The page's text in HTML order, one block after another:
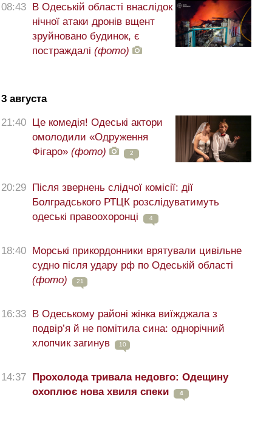
08:43 В Одеській області внаслідок
нічної атаки дронів вщент
зруйновано будинок, є
постраждалі (фото)
3 августа
21:40 Це комедія! Одеські актори
омолодили «Одруження
Фігаро» (фото) 2
20:29 Після звернень слідчої комісії: дії
Болградського РТЦК розслідуватимуть
одеські правоохоронці
4
18:40 Морські прикордонники врятували цивільне
судно після удару рф по Одеській області
(фото)
21
16:33 В Одеському районі жінка виїжджала з
подвір’я й не помітила сина: однорічний
хлопчик загинув
10
14:37 Прохолода тривала недовго: Одещину
охоплює нова хвиля спеки
4